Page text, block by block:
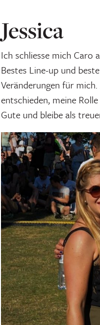
Jessica
Ich schliesse mich Caro
Bestes Line-up und
Veränderungen für
entschieden, meine
Gute und bleibe als